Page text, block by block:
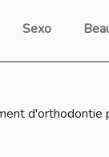
Sexo
d'orthodontie